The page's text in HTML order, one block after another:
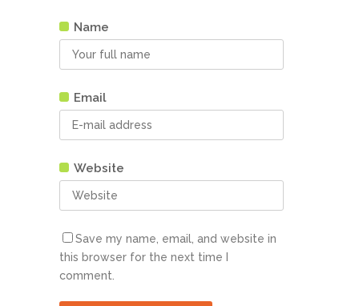
Name
Email
Website
Save my name, email, and website in
this browser for the next time I
comment.